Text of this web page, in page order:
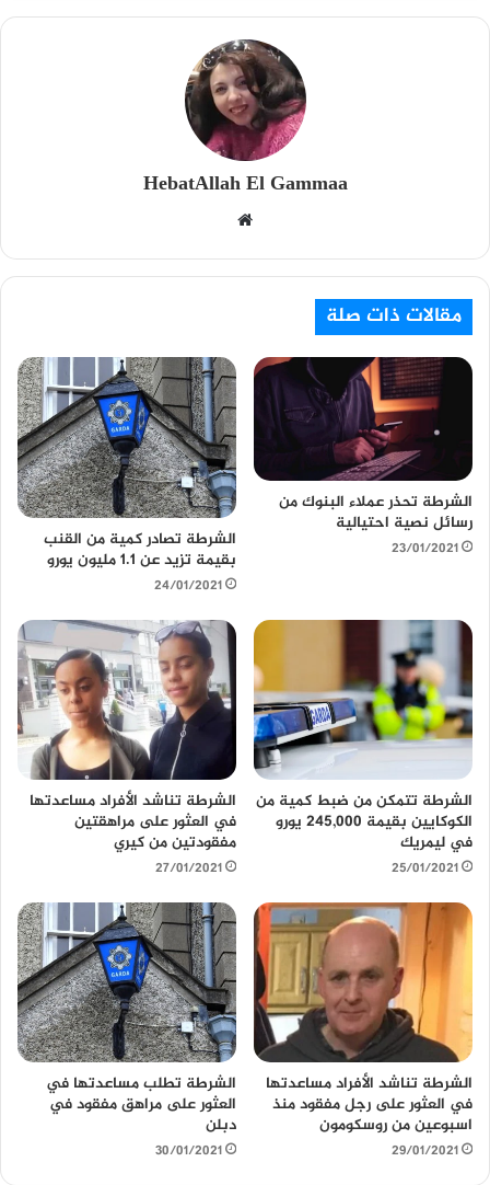
HebatAllah El Gammaa
ق
و
ي
ب
مقالات ذات صلة
الشرطة تحذر عملاء البنوك من
رسائل نصية احتيالية
23/01/2021
الشرطة تصادر كمية من القنب
بقيمة تزيد عن 1.1 مليون يورو
24/01/2021
الشرطة تتمكن من ضبط كمية من
الكوكايين بقيمة 245,000 يورو
في ليمريك
25/01/2021
الشرطة تناشد الأفراد مساعدتها
في العثور على مراهقتين
مفقودتين من كيري
27/01/2021
الشرطة تناشد الأفراد مساعدتها
في العثور على رجل مفقود منذ
اسبوعين من روسكومون
29/01/2021
الشرطة تطلب مساعدتها في
العثور على مراهق مفقود في
دبلن
30/01/2021